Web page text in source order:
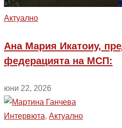
Aктуално
Ана Мария Икатоиу,
федерацията на МСП:
юни 22, 2026
Интервюта, Aктуално